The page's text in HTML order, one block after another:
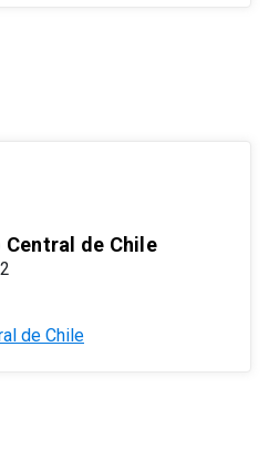
Central de Chile
de Chile